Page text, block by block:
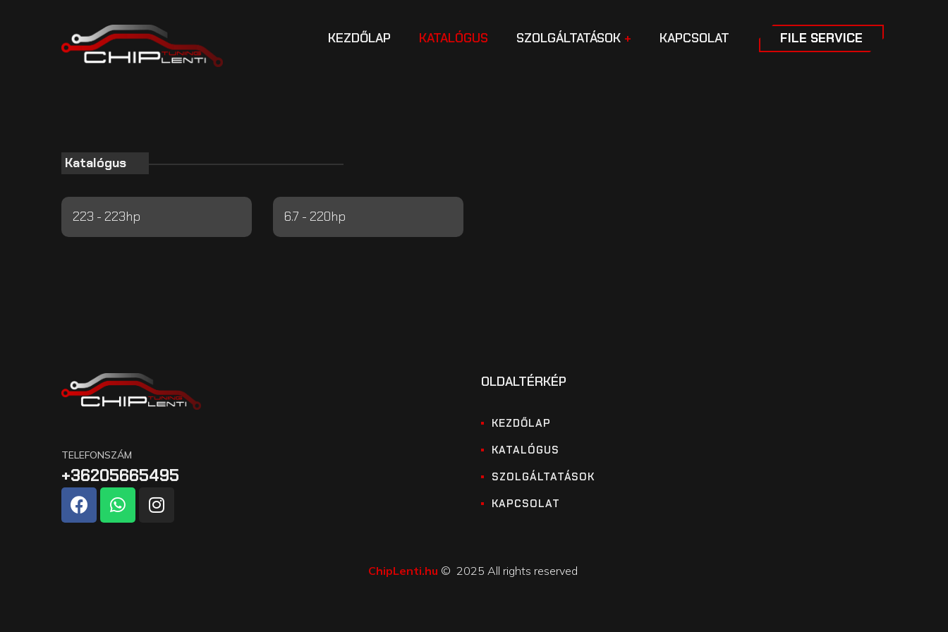
KEZDŐLAP KATALÓGUS SZOLGÁLTATÁSOK KAPCSOLAT FILE SERVICE
Katalógus
223 - 223hp 6.7 - 220hp
TELEFONSZÁM
+36205665495
OLDALTÉRKÉP
KEZDŐLAP
KATALÓGUS
SZOLGÁLTATÁSOK
KAPCSOLAT
ChipLenti.hu © 2025 All rights reserved